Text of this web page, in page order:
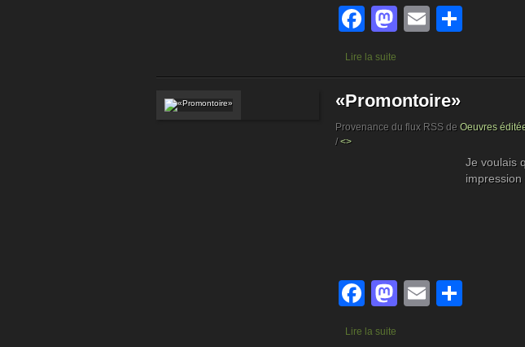
Facebook
Mastodon
Email
Lire la suite
«Promontoire»
Provenance du flux RSS de Oeuvres
/<>
Je voulais
impression
Facebook
Mastodon
Email
Lire la suite